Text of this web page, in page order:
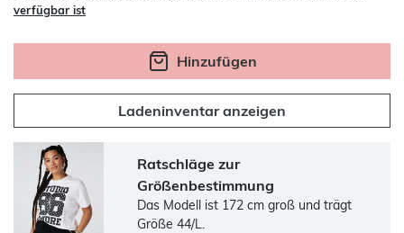
verfügbar ist
Hinzufügen
Ladeninventar anzeigen
Ratschläge zur
Größenbestimmung
Das Modell ist 172 cm groß und trägt
Größe 44/L.